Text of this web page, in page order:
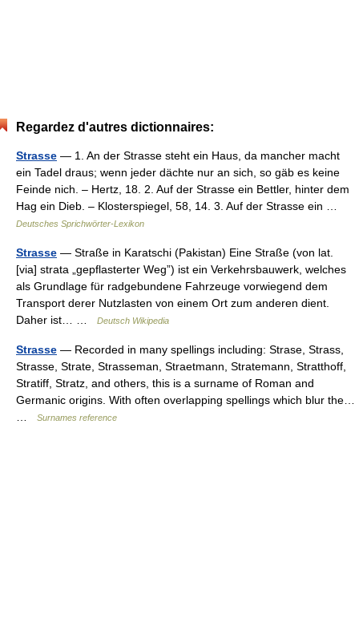
Regardez d'autres dictionnaires:
Strasse — 1. An der Strasse steht ein Haus, da mancher macht
ein Tadel draus; wenn jeder dächte nur an sich, so gäb es keine
Feinde nich. – Hertz, 18. 2. Auf der Strasse ein Bettler, hinter dem
Hag ein Dieb. – Klosterspiegel, 58, 14. 3. Auf der Strasse ein …
Deutsches Sprichwörter-Lexikon
Strasse — Straße in Karatschi (Pakistan) Eine Straße (von lat.
[via] strata „gepflasterter Weg”) ist ein Verkehrsbauwerk, welches
als Grundlage für radgebundene Fahrzeuge vorwiegend dem
Transport derer Nutzlasten von einem Ort zum anderen dient.
Daher ist… …
Deutsch Wikipedia
Strasse — Recorded in many spellings including: Strase, Strass,
Strasse, Strate, Strasseman, Straetmann, Stratemann, Stratthoff,
Stratiff, Stratz, and others, this is a surname of Roman and
Germanic origins. With often overlapping spellings which blur the…
Surnames reference